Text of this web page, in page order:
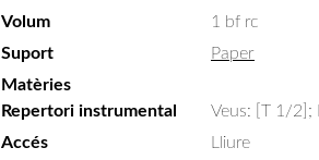
Volum
1 bf rc
Suport
Paper
Matèries
Repertori instrumental
Veus: [T 1/2];
Accés
Lliure